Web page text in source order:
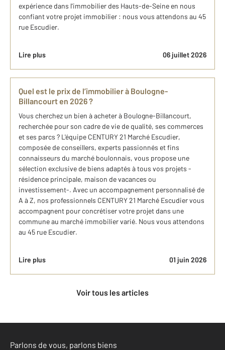
expérience dans l'immobilier des Hauts-de-Seine en nous
confiant votre projet immobilier : nous vous attendons au 45
rue Escudier.
Lire plus 06 juillet 2026
Quel est le prix de l’immobilier à Boulogne-
Billancourt en 2026 ?
Vous cherchez un bien à acheter à Boulogne-Billancourt,
recherchée pour son cadre de vie de qualité, ses commerces
et ses parcs ? L'équipe CENTURY 21 Marché Escudier,
composée de conseillers, experts passionnés et fins
connaisseurs du marché boulonnais, vous propose une
sélection exclusive de biens adaptés à tous vos projets -
résidence principale, maison de vacances ou
investissement-. Avec un accompagnement personnalisé de
A à Z, nos professionnels CENTURY 21 Marché Escudier vous
accompagnent pour concrétiser votre projet dans une
commune au marché immobilier varié. Nous vous attendons
au 45 rue Escudier.
Lire plus 01 juin 2026
Voir tous les articles
Parlons de vous, parlons biens